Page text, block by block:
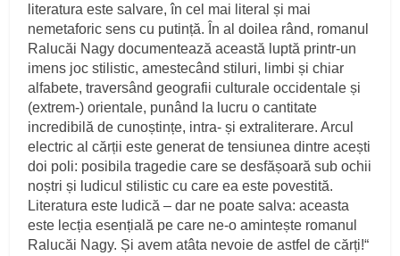
literatura este salvare, în cel mai literal și mai
nemetaforic sens cu putință. În al doilea rând, romanul
Ralucăi Nagy documentează această luptă printr-un
imens joc stilistic, amestecând stiluri, limbi și chiar
alfabete, traversând geografii culturale occidentale și
(extrem-) orientale, punând la lucru o cantitate
incredibilă de cunoștințe, intra- și extraliterare. Arcul
electric al cărții este generat de tensiunea dintre acești
doi poli: posibila tragedie care se desfășoară sub ochii
noștri și ludicul stilistic cu care ea este povestită.
Literatura este ludică – dar ne poate salva: aceasta
este lecția esențială pe care ne-o amintește romanul
Ralucăi Nagy. Și avem atâta nevoie de astfel de cărți!“